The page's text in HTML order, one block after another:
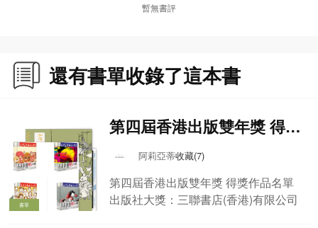
後記
部，獲獎無數，並已被收藏於香港電影資料館及M+博物館。1978至1993年間於
香港電台電視部擔任動畫設計師，為香港最早一批專業動畫人員。1980年代至
今，身兼動畫評論及香港普及文化研究身份，發表大量動漫畫及相關文字，亦先
後擔任香港藝術中心、香港大學通識教育及香港理工大學的動畫教授，積極推動
香港動畫教育。
暫無書評
還有書單收錄了這本書
書單
第四屆香港出版雙年獎 得獎
作品名單-出版社大獎
阿莉亞蒂收藏(7)
第四屆香港出版雙年獎 得獎作品名單
出版社大獎：三聯書店(香港)有限公司